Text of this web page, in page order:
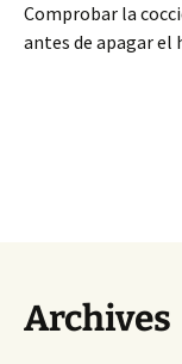
Comprobar la
antes de apagar el
Archives